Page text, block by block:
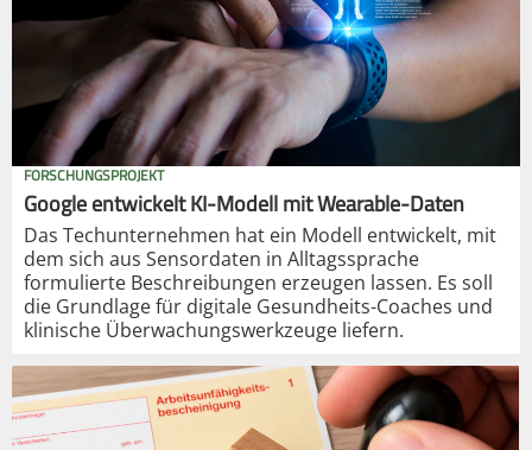
FORSCHUNGSPROJEKT
Google entwickelt KI-Modell mit Wearable-Daten
Das Techunternehmen hat ein Modell entwickelt, mit
dem sich aus Sensordaten in Alltagssprache
formulierte Beschreibungen erzeugen lassen. Es soll
die Grundlage für digitale Gesundheits-Coaches und
klinische Überwachungswerkzeuge liefern.